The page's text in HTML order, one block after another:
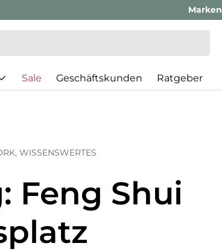
Marken
Sale Geschäftskunden Ratgeber
WISSENSWERTES
Feng Shui